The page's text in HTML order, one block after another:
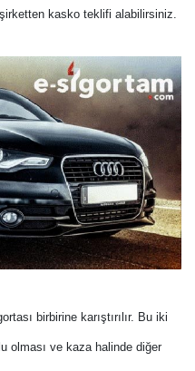
kasko teklifi alabilirsiniz.
birbirine karıştırılır. Bu iki
olması ve kaza halinde diğer